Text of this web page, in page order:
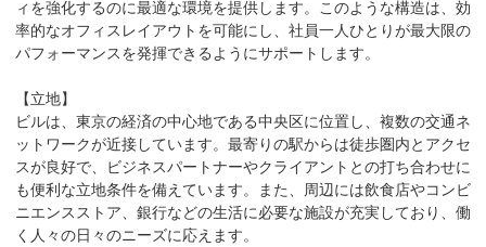
ィを強化するのに最適な環境を提供します。このような構造は、効
率的なオフィスレイアウトを可能にし、社員一人ひとりが最大限の
パフォーマンスを発揮できるようにサポートします。
【立地】
ビルは、東京の経済の中心地である中央区に位置し、複数の交通ネ
ットワークが近接しています。最寄りの駅からは徒歩圏内とアクセ
スが良好で、ビジネスパートナーやクライアントとの打ち合わせに
も便利な立地条件を備えています。また、周辺には飲食店やコンビ
ニエンスストア、銀行などの生活に必要な施設が充実しており、働
く人々の日々のニーズに応えます。